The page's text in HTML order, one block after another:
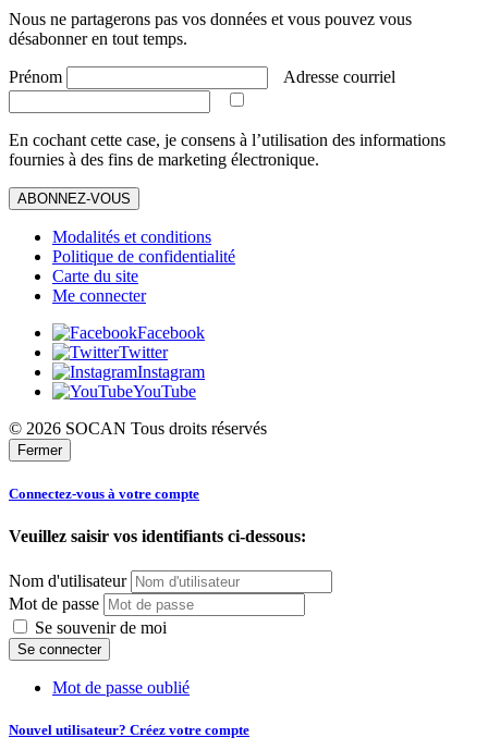
Nous ne partagerons pas vos données et vous pouvez vous
désabonner en tout temps.
Prénom Adresse courriel
En cochant cette case, je consens à l’utilisation des informations
fournies à des fins de marketing électronique.
ABONNEZ-VOUS
Modalités et conditions
Politique de confidentialité
Carte du site
Me connecter
Facebook
Twitter
Instagram
YouTube
© 2026 SOCAN Tous droits réservés
Fermer
Connectez-vous à votre compte
Veuillez saisir vos identifiants ci-dessous:
Nom d'utilisateur
Mot de passe
Se souvenir de moi
Mot de passe oublié
Nouvel utilisateur? Créez votre compte